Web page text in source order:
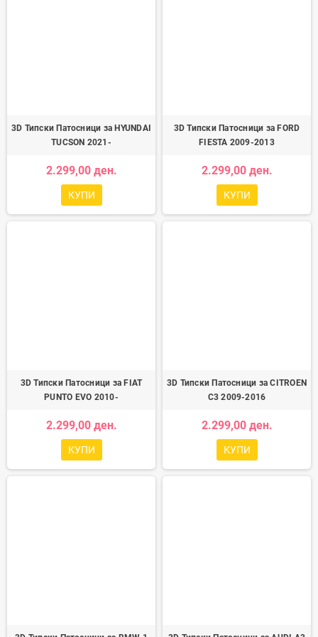
3D Типски Патосници за HYUNDAI
TUCSON 2021-
2.299,00 ден.
КУПИ
3D Типски Патосници за FORD
FIESTA 2009-2013
2.299,00 ден.
КУПИ
3D Типски Патосници за FIAT
PUNTO EVO 2010-
2.299,00 ден.
КУПИ
3D Типски Патосници за CITROEN
C3 2009-2016
2.299,00 ден.
КУПИ